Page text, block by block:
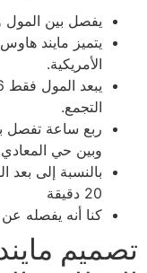
يفصل بين المول
يتميز مايند
الأمريكية.
التجمع.
ربع ساعة تفصل
وبين حي
بالنسبة إلى
20 دقيقة
كنا أنه يفصله عن العين
تصميم